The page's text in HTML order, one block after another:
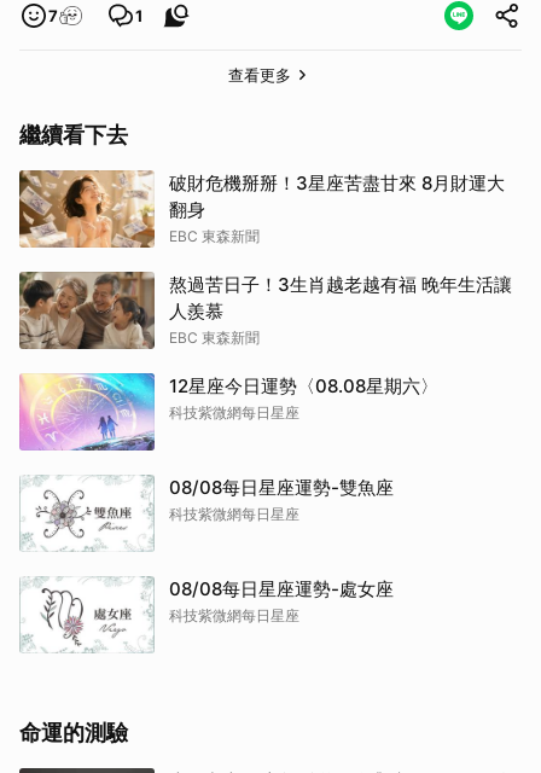
7 1
查看更多
繼續看下去
破財危機掰掰！3星座苦盡甘來 8月財運大
翻身
EBC 東森新聞
熬過苦日子！3生肖越老越有福 晚年生活讓
人羨慕
EBC 東森新聞
12星座今日運勢〈08.08星期六〉
科技紫微網每日星座
08/08每日星座運勢-雙魚座
科技紫微網每日星座
08/08每日星座運勢-處女座
科技紫微網每日星座
命運的測驗